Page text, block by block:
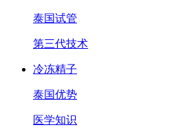
泰国试管
第三代技术
冷冻精子
泰国优势
医学知识